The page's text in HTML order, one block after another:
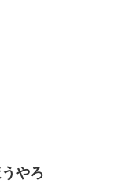
やろ